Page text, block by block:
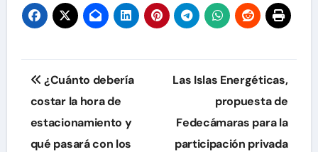
Navegación
de
entradas
¿Cuánto debería
costar la hora de
estacionamiento y
qué pasará con los
Las Islas Energéticas,
propuesta de
Fedecámaras para la
participación privada